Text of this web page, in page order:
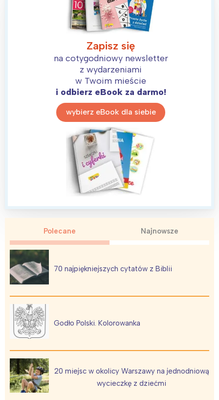
Zapisz się
na cotygodniowy newsletter
z wydarzeniami
w Twoim mieście
i odbierz eBook za darmo!
wybierz eBook dla siebie
Polecane Najnowsze
70 najpiękniejszych cytatów z Biblii
Godło Polski. Kolorowanka
20 miejsc w okolicy Warszawy na jednodniową
wycieczkę z dziećmi